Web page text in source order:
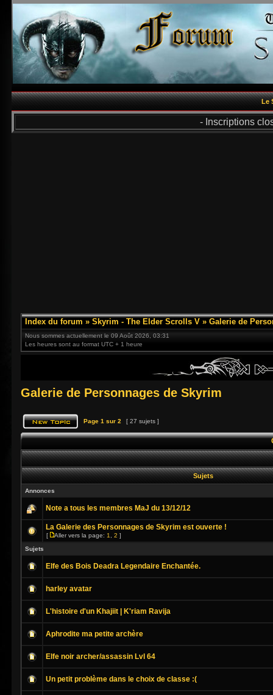
Le
- Inscriptions
Index du forum » Skyrim - The Elder Scrolls V » Galerie de
Nous sommes actuellement le 09 Août 2026, 03:31
Les heures sont au format UTC + 1 heure
Galerie de Personnages de Skyrim
Page 1 sur 2 [ 27 sujets ]
Sujets
Annonces
Note a tous les membres MaJ du 13/12/12
La Galerie des Personnages de Skyrim est ouverte !
[ Aller vers la page: 1 2 ]
Sujets
Elfe des Bois Deadra Legendaire Enchantée.
harley avatar
L'histoire d'un Khajiit | K'riam Ravija
Aphrodite ma petite archère
Elfe noir archer/assassin Lvl 64
Un petit problème dans le choix de classe :(